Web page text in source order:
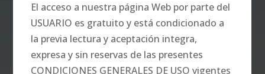
El acceso a nuestra página Web por parte del
USUARIO es gratuito y está condicionado a
la previa lectura y aceptación integra,
expresa y sin reservas de las presentes
CONDICIONES GENERALES DE USO vigentes